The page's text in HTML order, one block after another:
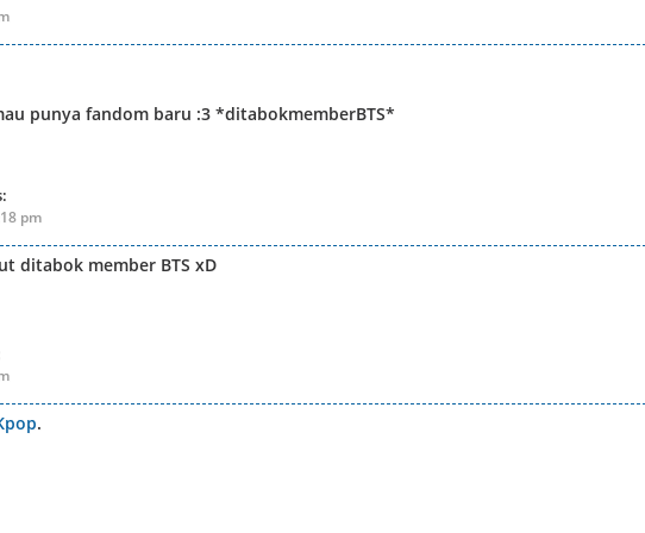
punya fandom baru :3 *ditabokmemberBTS*
pm
ditabok member BTS xD
.